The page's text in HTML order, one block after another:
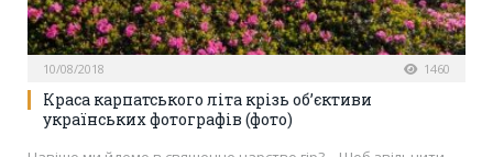
10/08/2018 1460
Краса карпатського літа крізь об’єктиви
українських фотографів (фото)